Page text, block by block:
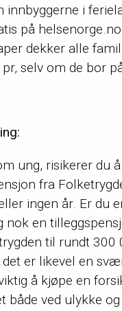
innbyggerne i
på
dekker alle
selv om de bor
ung, risikerer du
fra
ingen år. Er du
nok en
til rundt 300
er likevel en
å kjøpe en
både ved ulykke